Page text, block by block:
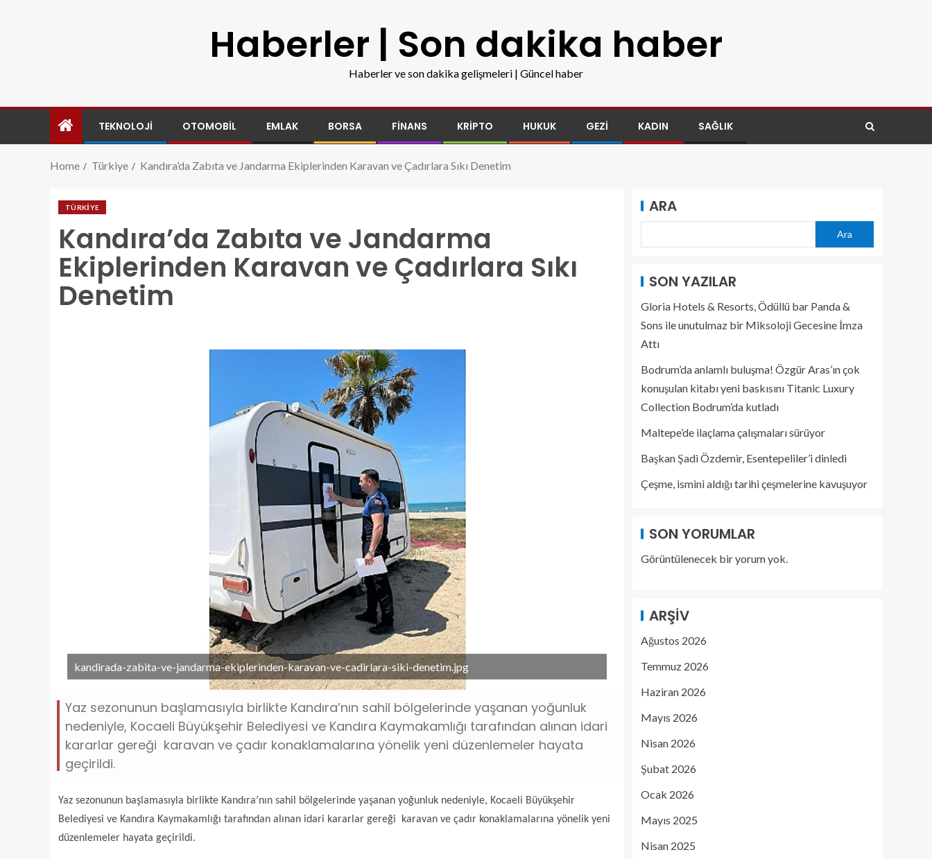
Haberler | Son dakika haber
Haberler ve son dakika gelişmeleri | Güncel haber
TEKNOLOJI OTOMOBIL EMLAK BORSA FINANS KRIPTO HUKUK GEZI KADIN SAĞLIK
Home Türkiye Kandıra’da Zabıta ve Jandarma Ekiplerinden Karavan ve Çadırlara Sıkı Denetim
TÜRKIYE
Kandıra’da Zabıta ve Jandarma
Ekiplerinden Karavan ve Çadırlara Sıkı
Denetim
kandirada-zabita-ve-jandarma-ekiplerinden-karavan-ve-cadirlara-siki-denetim.jpg
Yaz sezonunun başlamasıyla birlikte Kandıra’nın sahil bölgelerinde yaşanan yoğunluk
nedeniyle, Kocaeli Büyükşehir Belediyesi ve Kandıra Kaymakamlığı tarafından alınan idari
kararlar gereği karavan ve çadır konaklamalarına yönelik yeni düzenlemeler hayata
geçirildi.
Yaz sezonunun başlamasıyla birlikte Kandıra’nın sahil bölgelerinde yaşanan yoğunluk nedeniyle, Kocaeli Büyükşehir
Belediyesi ve Kandıra Kaymakamlığı tarafından alınan idari kararlar gereği karavan ve çadır konaklamalarına yönelik yeni
düzenlemeler hayata geçirildi.
ARA
Ara
SON YAZILAR
Gloria Hotels & Resorts, Ödüllü bar Panda &
Sons ile unutulmaz bir Miksoloji Gecesine İmza
Attı
Bodrum’da anlamlı buluşma! Özgür Aras’ın çok
konuşulan kitabı yeni baskısını Titanic Luxury
Collection Bodrum’da kutladı
Maltepe’de ilaçlama çalışmaları sürüyor
Başkan Şadi Özdemir, Esentepeliler’i dinledi
Çeşme, ismini aldığı tarihi çeşmelerine kavuşuyor
SON YORUMLAR
Görüntülenecek bir yorum yok.
ARŞIV
Ağustos 2026
Temmuz 2026
Haziran 2026
Mayıs 2026
Nisan 2026
Şubat 2026
Ocak 2026
Mayıs 2025
Nisan 2025